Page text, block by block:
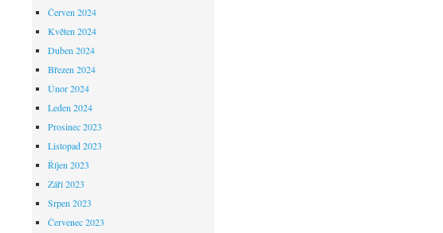
Červen 2024
Květen 2024
Duben 2024
Březen 2024
Únor 2024
Leden 2024
Prosinec 2023
Listopad 2023
Říjen 2023
Září 2023
Srpen 2023
Červenec 2023